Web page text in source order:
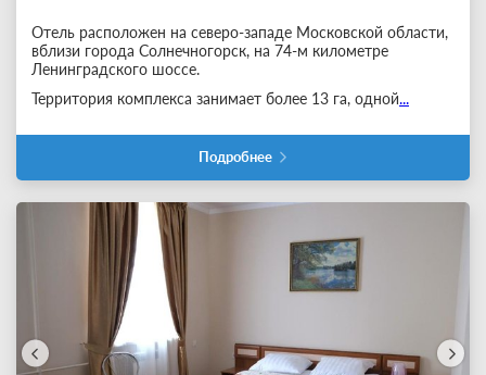
Отель расположен на северо-западе Московской области,
вблизи города Солнечногорск, на 74-м километре
Ленинградского шоссе.
Территория комплекса занимает более 13 га, одной...
Подробнее